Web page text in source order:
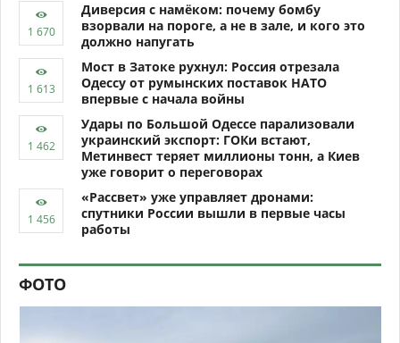
Диверсия с намёком: почему бомбу
взорвали на пороге, а не в зале, и кого это
должно напугать
Мост в Затоке рухнул: Россия отрезала
Одессу от румынских поставок НАТО
впервые с начала войны
Удары по Большой Одессе парализовали
украинский экспорт: ГОКи встают,
Метинвест теряет миллионы тонн, а Киев
уже говорит о переговорах
«Рассвет» уже управляет дронами:
спутники России вышли в первые часы
работы
ФОТО